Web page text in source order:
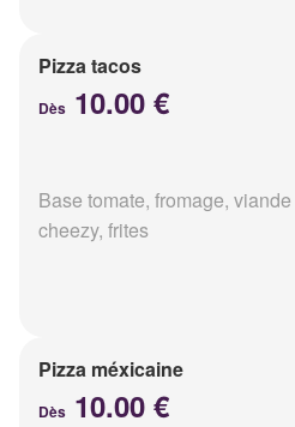
Pizza tacos
Dès 10.00 €
Base tomate, fromage,
cheezy, frites
Pizza méxicaine
Dès 10.00 €